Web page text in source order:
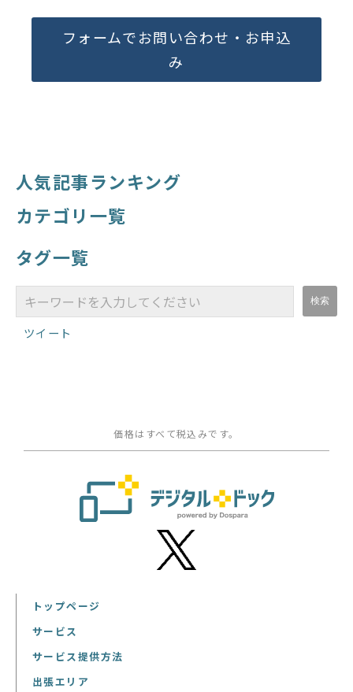
フォームでお問い合わせ・お申込
み
人気記事ランキング
カテゴリ一覧
タグ一覧
ツイート
価格はすべて税込みです。
トップページ
サービス
サービス提供方法
出張エリア